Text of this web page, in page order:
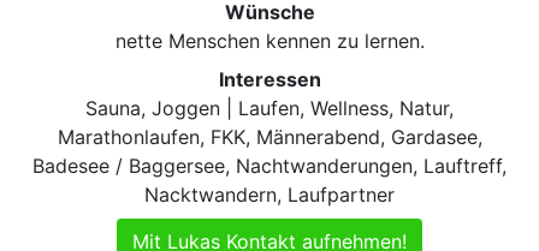
Wünsche
nette Menschen kennen zu lernen.
Interessen
Sauna, Joggen | Laufen, Wellness, Natur,
Marathonlaufen, FKK, Männerabend, Gardasee,
Badesee / Baggersee, Nachtwanderungen, Lauftreff,
Nacktwandern, Laufpartner
Mit Lukas Kontakt aufnehmen!